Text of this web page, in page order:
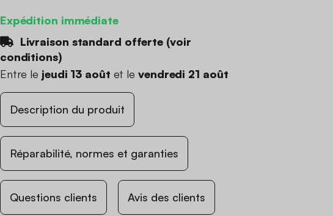
Expédition immédiate
Livraison standard offerte (voir
conditions)
Entre le jeudi 13 août et le vendredi 21 août
Description du produit
Réparabilité, normes et garanties
Questions clients Avis des clients